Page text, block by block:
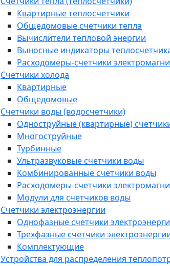
Квартирные теплосчетчики
Общедомовые счетчики тепла
Вычислители тепловой энергии
Выносные индикаторы
Расходомеры-счетчики
Счетчики холода
Квартирные
Общедомовые
Счетчики воды (водосчетчики)
Одноструйные (квартирные)
Многоструйные
Турбинные
Ультразвуковые счетчики воды
Комбинированные счетчики воды
Расходомеры-счетчики
Модули для счетчиков воды
Счетчики электроэнергии
Однофазные счетчики
Трехфазные счетчики
Комплектующие
Устройства для распределения